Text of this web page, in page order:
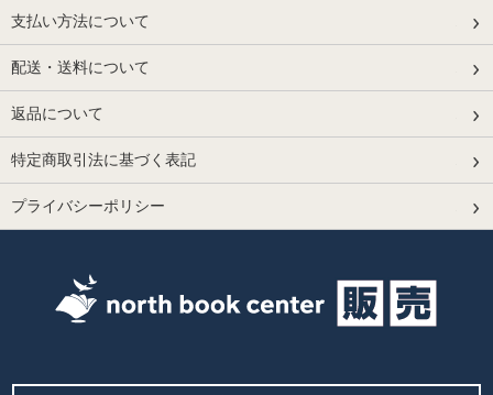
支払い方法について
配送・送料について
返品について
特定商取引法に基づく表記
プライバシーポリシー